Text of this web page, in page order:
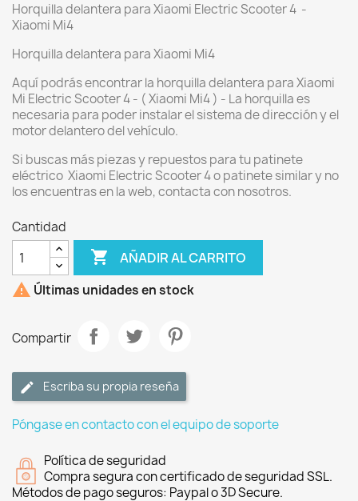
Horquilla delantera para Xiaomi Electric Scooter 4 -
Xiaomi Mi4
Horquilla delantera para Xiaomi Mi4
Aquí podrás encontrar la horquilla delantera para Xiaomi
Mi Electric Scooter 4 - ( Xiaomi Mi4 ) - La horquilla es
necesaria para poder instalar el sistema de dirección y el
motor delantero del vehículo.
Si buscas más piezas y repuestos para tu patinete
eléctrico Xiaomi Electric Scooter 4 o patinete similar y no
los encuentras en la web, contacta con nosotros.
Cantidad
 AÑADIR AL CARRITO
 Últimas unidades en stock
Compartir
Escriba su propia reseña
Póngase en contacto con el equipo de soporte
Política de seguridad
Compra segura con certificado de seguridad SSL.
Métodos de pago seguros: Paypal o 3D Secure.